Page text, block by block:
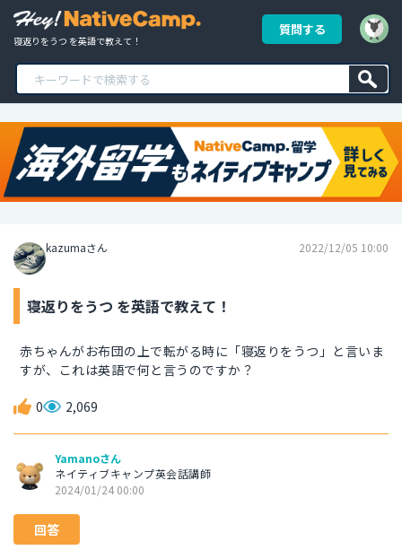
寝返りをうつ を英語で教えて！
質問する
kazumaさん 2022/12/05 10:00
寝返りをうつ を英語で教えて！
赤ちゃんがお布団の上で転がる時に「寝返りをうつ」と言いま
すが、これは英語で何と言うのですか？
0 2,069
Yamanoさん
ネイティブキャンプ英会話講師
2024/01/24 00:00
回答